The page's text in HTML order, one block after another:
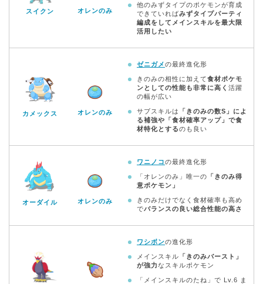
スイクン オレンのみ
他のみずタイプのポケモンが育成
できていればみずタイプパーティ
編成をしてメインスキルを最大限
活用したい
カメックス オレンのみ
ゼニガメの最終進化形
きのみの相性に加えて食材ポケモ
ンとしての性能も非常に高く 活躍
の幅が広い
サブスキルは
「きのみの数S」によ
る補強や「食材確率アップ」で食
材特化とするのも良い
オーダイル オレンのみ
ワニノコの最終進化形
「オレンのみ」唯一の 「きのみ得
意ポケモン」
きのみだけでなく食材確率も高め
でバランスの良い総合性能の高さ
ワシボンの進化形
メインスキル 「きのみバースト」
が強力なスキルポケモン
「メインスキルのたね」で Lv.6 ま